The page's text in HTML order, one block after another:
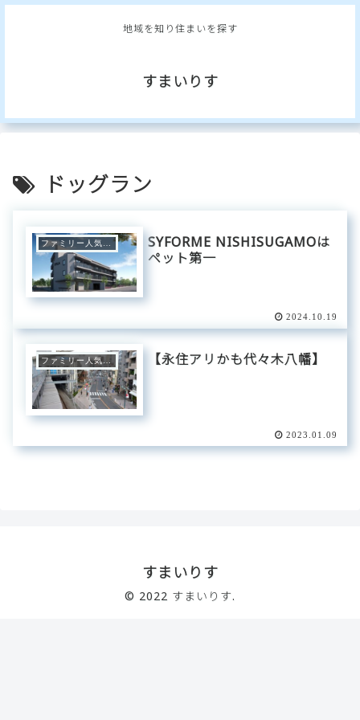
地域を知り住まいを探す
すまいりす
ドッグラン
SYFORME NISHISUGAMOは
ペット第一
2024.10.19
【永住アリかも代々木八幡】
2023.01.09
すまいりす
© 2022 すまいりす.